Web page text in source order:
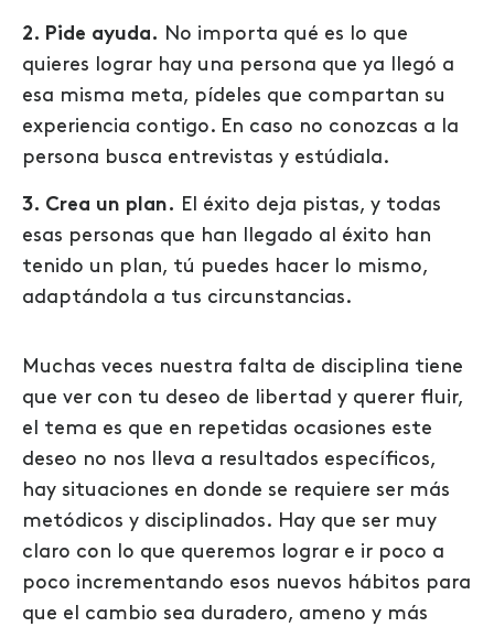
2. Pide ayuda. No importa qué es lo que
quieres lograr hay una persona que ya llegó a
esa misma meta, pídeles que compartan su
experiencia contigo. En caso no conozcas a la
persona busca entrevistas y estúdiala.
3. Crea un plan. El éxito deja pistas, y todas
esas personas que han llegado al éxito han
tenido un plan, tú puedes hacer lo mismo,
adaptándola a tus circunstancias.
Muchas veces nuestra falta de disciplina tiene
que ver con tu deseo de libertad y querer fluir,
el tema es que en repetidas ocasiones este
deseo no nos lleva a resultados específicos,
hay situaciones en donde se requiere ser más
metódicos y disciplinados. Hay que ser muy
claro con lo que queremos lograr e ir poco a
poco incrementando esos nuevos hábitos para
que el cambio sea duradero, ameno y más